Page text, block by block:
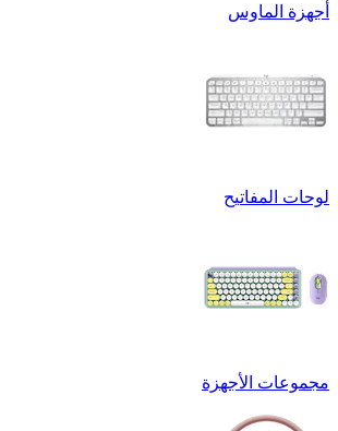
أجهزة الماوس
لوحات المفاتيح
مجموعات الأجهزة